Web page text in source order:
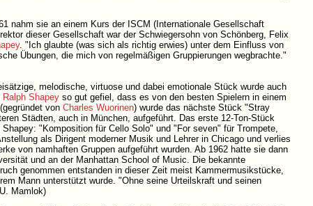
nahm sie an einem Kurs der ISCM (Internationale Gesellschaft
dieser Gesellschaft war der Schwiegersohn von Schönberg, Felix
. "Ich glaubte (was sich als richtig erwies) unter dem Einfluss von
Übungen, die mich von regelmäßigen Gruppierungen wegbrachte."
melodische, virtuose und dabei emotionale Stück wurde auch
Ralph Shapey so gut gefiel, dass es von den besten Spielern in einem
von Charles Wuorinen) wurde das nächste Stück "Stray
Städten, auch in München, aufgeführt. Das erste 12-Ton-Stück
"Komposition für Cello Solo" und "For seven" für Trompete,
als Dirigent moderner Musik und Lehrer in Chicago und verlies
von namhaften Gruppen aufgeführt wurden. Ab 1962 hatte sie dann
und an der Manhattan School of Music. Die bekannte
genommen entstanden in dieser Zeit meist Kammermusikstücke,
Mann unterstützt wurde. "Ohne seine Urteilskraft und seinen
Mamlok)